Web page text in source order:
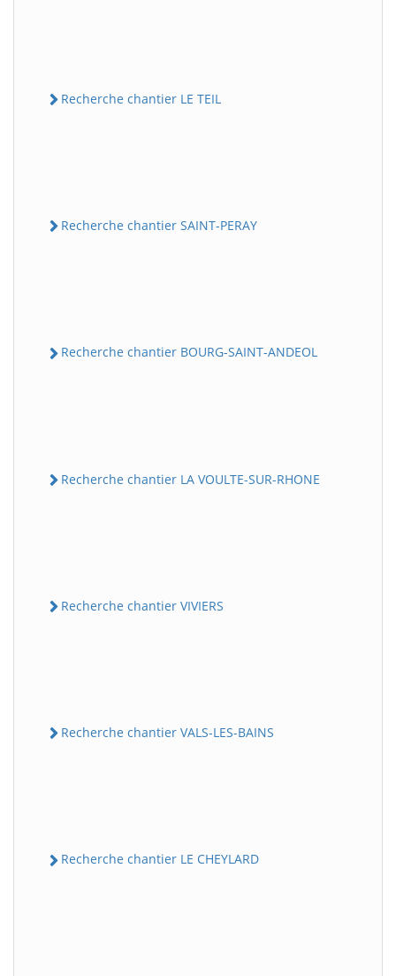
Recherche chantier LE TEIL
Recherche chantier SAINT-PERAY
Recherche chantier BOURG-SAINT-ANDEOL
Recherche chantier LA VOULTE-SUR-RHONE
Recherche chantier VIVIERS
Recherche chantier VALS-LES-BAINS
Recherche chantier LE CHEYLARD